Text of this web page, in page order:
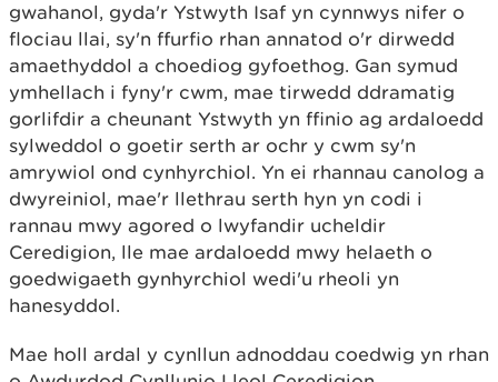
gwahanol, gyda'r Ystwyth Isaf yn cynnwys nifer o
flociau llai, sy'n ffurfio rhan annatod o'r dirwedd
amaethyddol a choediog gyfoethog. Gan symud
ymhellach i fyny'r cwm, mae tirwedd ddramatig
gorlifdir a cheunant Ystwyth yn ffinio ag ardaloedd
sylweddol o goetir serth ar ochr y cwm sy'n
amrywiol ond cynhyrchiol. Yn ei rhannau canolog a
dwyreiniol, mae'r llethrau serth hyn yn codi i
rannau mwy agored o lwyfandir ucheldir
Ceredigion, lle mae ardaloedd mwy helaeth o
goedwigaeth gynhyrchiol wedi'u rheoli yn
hanesyddol.
Mae holl ardal y cynllun adnoddau coedwig yn rhan